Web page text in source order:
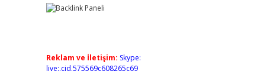
Reklam ve İletişim: Skype:
live:.cid.575569c608265c69